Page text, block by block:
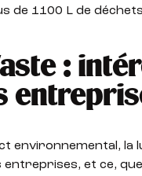
de 1100 L de
:
environnemental,
et ce,